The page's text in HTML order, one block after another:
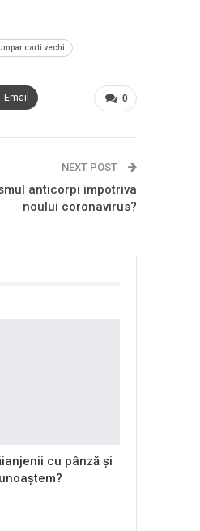
carti vechi
0
Email
NEXT POST
anticorpi impotriva
noului coronavirus?
cu pânză și